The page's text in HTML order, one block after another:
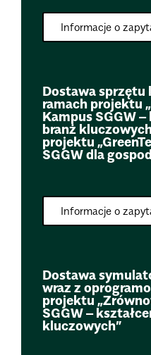
Informacje o
Dostawa sprzętu
ramach projektu
Kampus SGGW
branż
projektu
SGGW dla
Informacje o
Dostawa
wraz z
projektu
SGGW –
kluczowych”